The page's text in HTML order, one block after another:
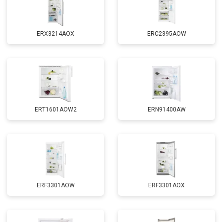
ERX3214AOX ERC2395AOW
ERT1601AOW2 ERN91400AW
ERF3301AOW ERF3301AOX